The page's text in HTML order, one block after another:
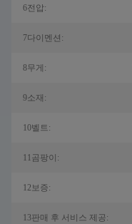
6전압:
7다이멘션:
8무게:
9소재:
10벨트:
11곰팡이:
12보증:
13판매 후 서비스 제공: